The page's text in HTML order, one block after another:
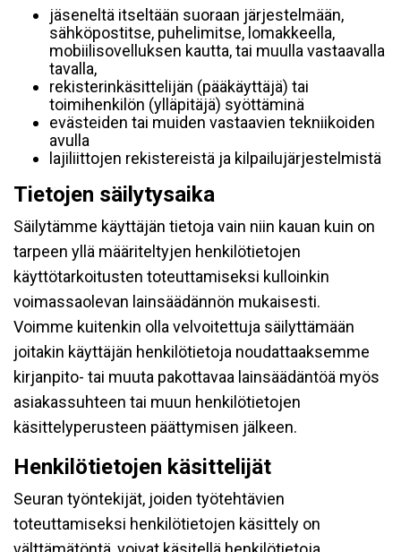
jäseneltä itseltään suoraan järjestelmään,
sähköpostitse, puhelimitse, lomakkeella,
mobiilisovelluksen kautta, tai muulla vastaavalla
tavalla,
rekisterinkäsittelijän (pääkäyttäjä) tai
toimihenkilön (ylläpitäjä) syöttäminä
evästeiden tai muiden vastaavien tekniikoiden
avulla
lajiliittojen rekistereistä ja kilpailujärjestelmistä
Tietojen säilytysaika
Säilytämme käyttäjän tietoja vain niin kauan kuin on
tarpeen yllä määriteltyjen henkilötietojen
käyttötarkoitusten toteuttamiseksi kulloinkin
voimassaolevan lainsäädännön mukaisesti.
Voimme kuitenkin olla velvoitettuja säilyttämään
joitakin käyttäjän henkilötietoja noudattaaksemme
kirjanpito- tai muuta pakottavaa lainsäädäntöä myös
asiakassuhteen tai muun henkilötietojen
käsittelyperusteen päättymisen jälkeen.
Henkilötietojen käsittelijät
Seuran työntekijät, joiden työtehtävien
toteuttamiseksi henkilötietojen käsittely on